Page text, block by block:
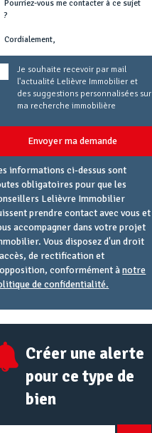
Je souhaite recevoir par mail
l'actualité Lelièvre Immobilier et
des suggestions personnalisées sur
ma recherche immobilière
Envoyer ma demande
informations ci-dessus sont
obligatoires pour que les
Lelièvre Immobilier
prendre contact avec vous et
accompagner dans votre projet
Vous disposez d'un droit
de rectification et
conformément ànotre
de confidentialité.
Créer une alerte
pour ce type de
bien